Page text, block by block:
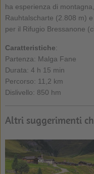
ha esperienza di
Rauhtalscharte (2.808 m)
per il Rifugio Bressanone
Caratteristiche:
Partenza: Malga Fane
Durata: 4 h 15 min
Percorso: 11,2 km
Dislivello: 850 hm
Altri suggerimenti